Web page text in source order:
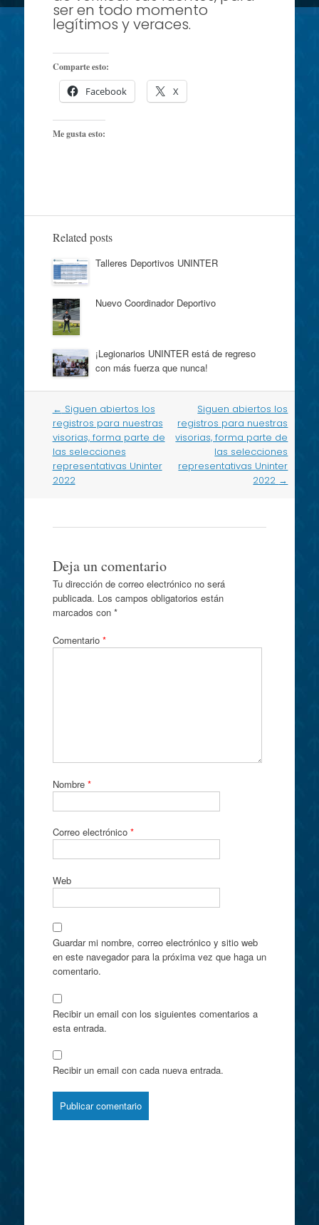
ser en todo momento
legítimos y veraces.
Comparte esto:
Facebook X
Me gusta esto:
Related posts
Talleres Deportivos UNINTER
Nuevo Coordinador Deportivo
¡Legionarios UNINTER está de regreso
con más fuerza que nunca!
Post
navigation
← Siguen abiertos los
registros para nuestras
visorias, forma parte de
las selecciones
representativas Uninter
2022
Siguen abiertos los
registros para nuestras
visorias, forma parte de
las selecciones
representativas Uninter
2022 →
Deja un comentario
Tu dirección de correo electrónico no será
publicada. Los campos obligatorios están
marcados con *
Comentario *
Nombre *
Correo electrónico *
Web
Guardar mi nombre, correo electrónico y sitio web
en este navegador para la próxima vez que haga un
comentario.
Recibir un email con los siguientes comentarios a
esta entrada.
Recibir un email con cada nueva entrada.